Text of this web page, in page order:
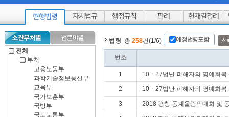
현행법령 자치법규 행정규칙 판례 헌재결정례
전체
부처
고용노동부
과학기술정보통신부
교육부
국가보훈부
국방부
국토교통부
법령 총 258건(1/6) 예정법령포함 선
번호
1 10ㆍ27법난 피해자의 명예회복
2 10ㆍ27법난 피해자의 명예회
3 2018 평창 동계올림픽대회 및